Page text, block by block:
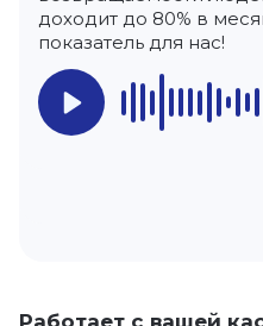
доходит до 80% в
показатель для нас!
центров, реализующих
клиентов, что помогает
конкурентами.
канала и понять какие
клиентов. За вот эту
счет повышения
продолжительности
клиентов. Я очень